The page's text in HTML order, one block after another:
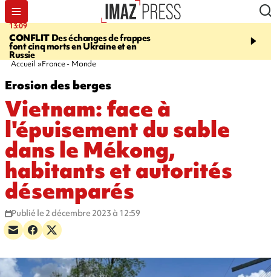
13:09
CONFLIT Des échanges de frappes
font cinq morts en Ukraine et en
Russie
17:14
Quatre
européennes pour les
Accueil France - Monde
Erosion des berges
Vietnam: face à
l'épuisement du sable
dans le Mékong,
habitants et autorités
désemparés
Publié le 2 décembre 2023 à 12:59